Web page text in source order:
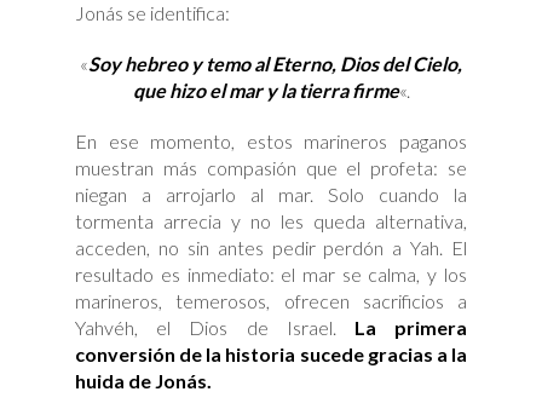
Jonás se identifica:
«Soy hebreo y temo al Eterno, Dios del Cielo,
que hizo el mar y la tierra firme«.
En ese momento, estos marineros paganos
muestran más compasión que el profeta: se
niegan a arrojarlo al mar. Solo cuando la
tormenta arrecia y no les queda alternativa,
acceden, no sin antes pedir perdón a Yah. El
resultado es inmediato: el mar se calma, y los
marineros, temerosos, ofrecen sacrificios a
Yahvéh, el Dios de Israel. La primera
conversión de la historia sucede gracias a la
huida de Jonás.